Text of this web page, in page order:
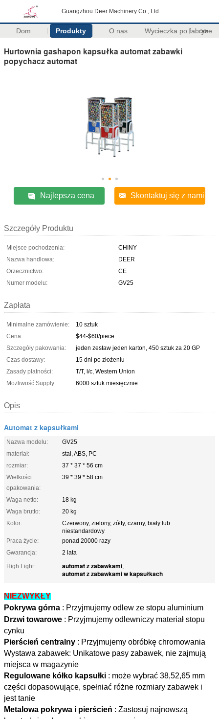
Guangzhou Deer Machinery Co., Ltd.
Dom Produkty O nas Wycieczka po fabryce
>>
Hurtownia gashapon kapsułka automat zabawki
popychacz automat
Najlepsza cena Skontaktuj się z nami
Szczegóły Produktu
Miejsce pochodzenia:
CHINY
Nazwa handlowa:
DEER
Orzecznictwo:
CE
Numer modelu:
GV25
Zapłata
Minimalne zamówienie:
10 sztuk
Cena:
$44-$60/piece
Szczegóły pakowania:
jeden zestaw jeden karton, 450 sztuk za 20 GP
Czas dostawy:
15 dni po złożeniu
Zasady płatności:
T/T, l/c, Western Union
Możliwość Supply:
6000 sztuk miesięcznie
Opis
Automat z kapsułkami
Nazwa modelu:
GV25
materiał:
stal, ABS, PC
rozmiar:
37 * 37 * 56 cm
Wielkości
opakowania:
39 * 39 * 58 cm
Waga netto:
18 kg
Waga brutto:
20 kg
Kolor:
Czerwony, zielony, żółty, czarny, biały lub
niestandardowy
Praca życie:
ponad 20000 razy
Gwarancja:
2 lata
High Light:
automat z zabawkami,
automat z zabawkami w kapsułkach
NIEZWYKŁY
Pokrywa górna : Przyjmujemy odlew ze stopu aluminium
Drzwi towarowe : Przyjmujemy odlewniczy materiał stopu
cynku
Pierścień centralny : Przyjmujemy obróbkę chromowania
Wystawa zabawek: Unikatowe pasy zabawek, nie zajmują
miejsca w magazynie
Regulowane kółko kapsułki : może wybrać 38,52,65 mm
części dopasowujące, spełniać różne rozmiary zabawek i
jest tanie
Metalowa pokrywa i pierścień : Zastosuj najnowszą